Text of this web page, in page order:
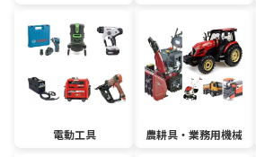
電動工具 農耕具・業務用機械